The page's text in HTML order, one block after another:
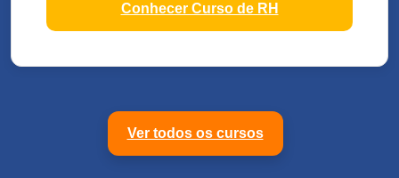
Conhecer Curso de RH
Ver todos os cursos